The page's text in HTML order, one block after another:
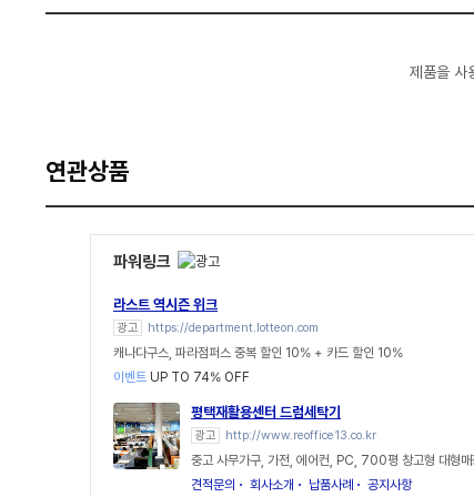
제품을 사
연관상품
파워링크
라스트 역시즌 위크
광고 https://department.lotteon.com
캐나다구스, 파라점퍼스 중복 할인 10% + 카드 할인 10%
이벤트 UP TO 74% OFF
평택재활용센터 드럼세탁기
광고 http://www.reoffice13.co.kr
중고 사무가구, 가전, 에어컨, PC, 700평 창고형 대형매
견적문의
회사소개 납품사례 공지사항